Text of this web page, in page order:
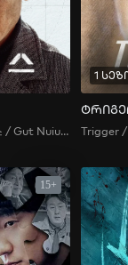
Good News / 굿뉴스 / Gut Nuiuseu / 굿늬우스
1
Trigger /
15+